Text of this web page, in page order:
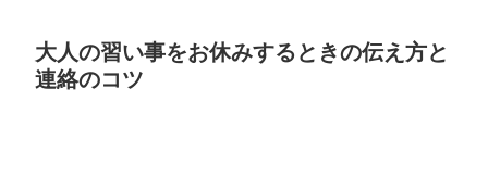
大人の習い事をお休みするときの伝え方と
連絡のコツ